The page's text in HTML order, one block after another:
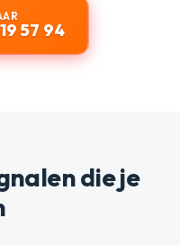
57 94
die je